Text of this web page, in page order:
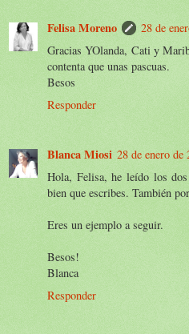
Felisa Moreno
28 de
Gracias YOlanda, Cati y
contenta que unas pascuas.
Besos
Responder
Blanca Miosi 28 de enero de
Hola, Felisa, he leído los
bien que escribes. También
Eres un ejemplo a seguir.
Besos!
Blanca
Responder